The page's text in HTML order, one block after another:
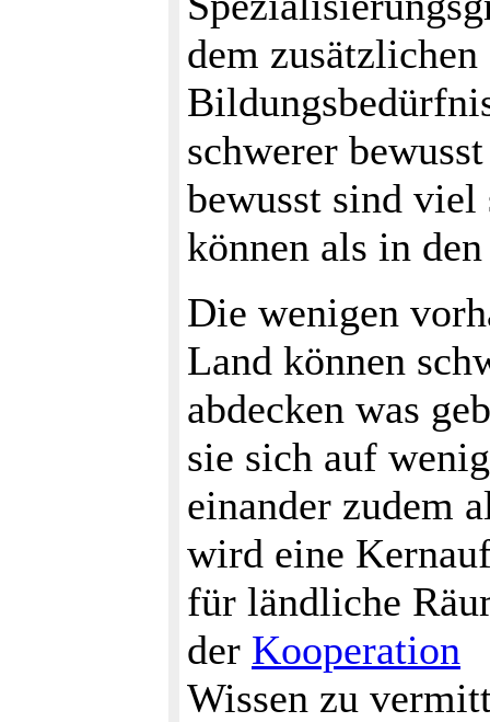
dem
schwerer
bewusst sind
können als in
Die wenigen
Land können
abdecken was
sie sich auf
einander zudem
wird eine
für ländliche
der Kooperation
Wissen zu